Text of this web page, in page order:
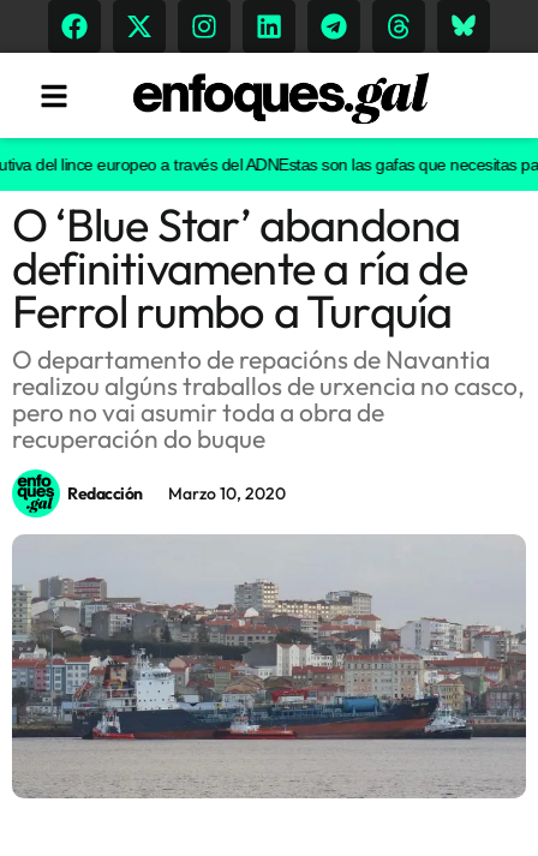
Tendencias
Memoria Histórica
Gastronomía
Escenarios
Sostenibilidad
Innova
lince europeo a través del ADNEstas son las gafas que necesitas para
O ‘Blue Star’ abandona
definitivamente a ría de
Ferrol rumbo a Turquía
O departamento de repacións de Navantia
realizou algúns traballos de urxencia no casco,
pero no vai asumir toda a obra de
recuperación do buque
Redacción Marzo 10, 2020